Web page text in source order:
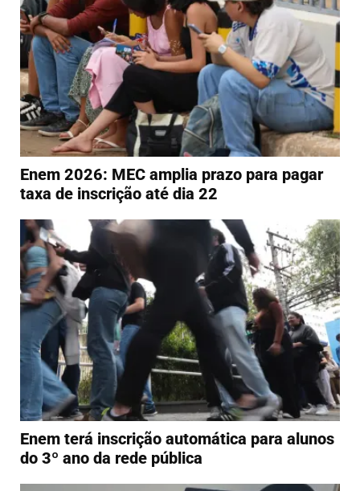
Enem 2026: MEC amplia prazo para pagar
taxa de inscrição até dia 22
Enem terá inscrição automática para alunos
do 3º ano da rede pública